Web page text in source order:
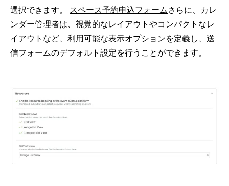
選択できます。
スペース予約申込フォーム さらに、カレ
ンダー管理者は、視覚的なレイアウトやコンパクトなレ
イアウトなど、利用可能な表示オプションを定義し、送
信フォームのデフォルト設定を行うことができます。